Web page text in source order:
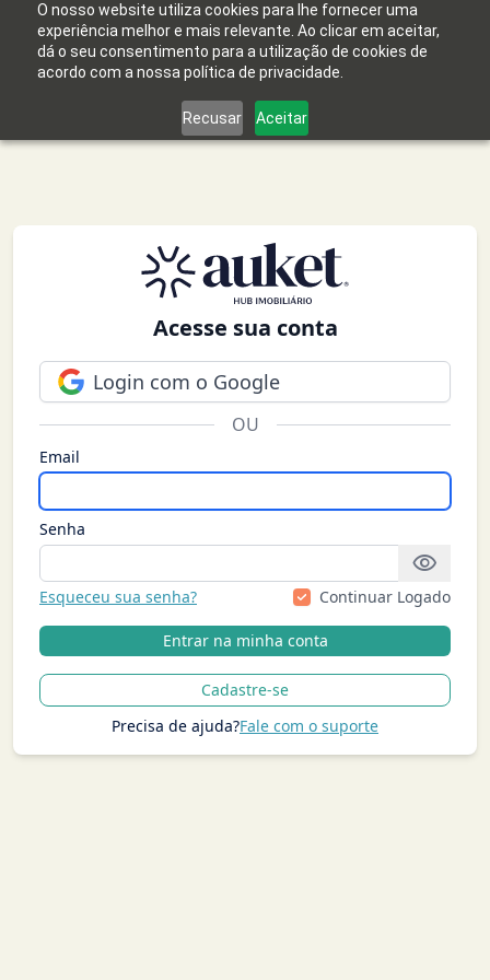
O nosso website utiliza cookies para lhe fornecer uma
experiência melhor e mais relevante. Ao clicar em aceitar,
dá o seu consentimento para a utilização de cookies de
acordo com a nossa política de privacidade.
Recusar Aceitar
Acesse sua conta
Login com o Google
OU
Email
Senha
visibility
Esqueceu sua senha? Continuar Logado
Entrar na minha conta
Cadastre-se
Precisa de ajuda?Fale com o suporte